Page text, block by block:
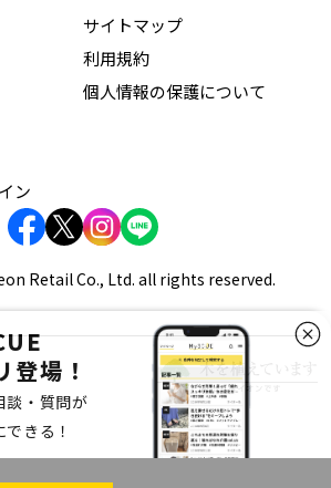
登場！
談・質問が
きる！
サイトマップ
利用規約
個人情報の保護について
ン
Retail Co., Ltd. all rights reserved.